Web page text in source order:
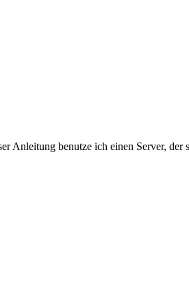
Anleitung benutze ich einen Server,